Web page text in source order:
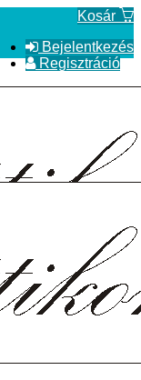
Kosár
Bejelentkezés
Regisztráció